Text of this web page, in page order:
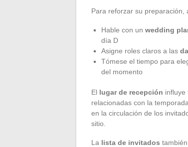
Para reforzar su
Hable con un wedding
día D
Asigne roles claros a las
Tómese el tiempo para
del momento
El lugar de recepción influye
relacionadas con la
en la circulación de los
sitio.
La lista de invitados